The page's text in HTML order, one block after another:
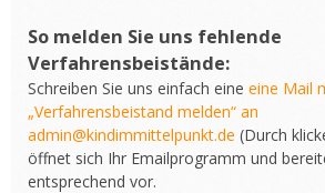
So melden Sie uns fehlende
Verfahrensbeistände:
Schreiben Sie uns einfach eine eine Mail
„Verfahrensbeistand melden“ an
admin@kindimmittelpunkt.de (Durch
öffnet sich Ihr Emailprogramm und
entsprechend vor.